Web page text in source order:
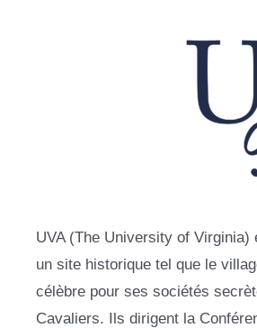
UVA (The University of
un site historique tel que le
célèbre pour ses sociétés
Cavaliers. Ils dirigent la